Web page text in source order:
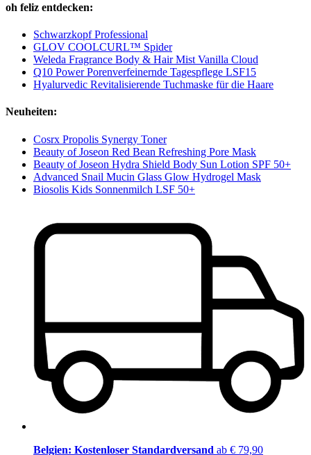
oh feliz entdecken:
Schwarzkopf Professional
GLOV COOLCURL™ Spider
Weleda Fragrance Body & Hair Mist Vanilla Cloud
Q10 Power Porenverfeinernde Tagespflege LSF15
Hyalurvedic Revitalisierende Tuchmaske für die Haare
Neuheiten:
Cosrx Propolis Synergy Toner
Beauty of Joseon Red Bean Refreshing Pore Mask
Beauty of Joseon Hydra Shield Body Sun Lotion SPF 50+
Advanced Snail Mucin Glass Glow Hydrogel Mask
Biosolis Kids Sonnenmilch LSF 50+
Belgien: Kostenloser Standardversand ab € 79,90